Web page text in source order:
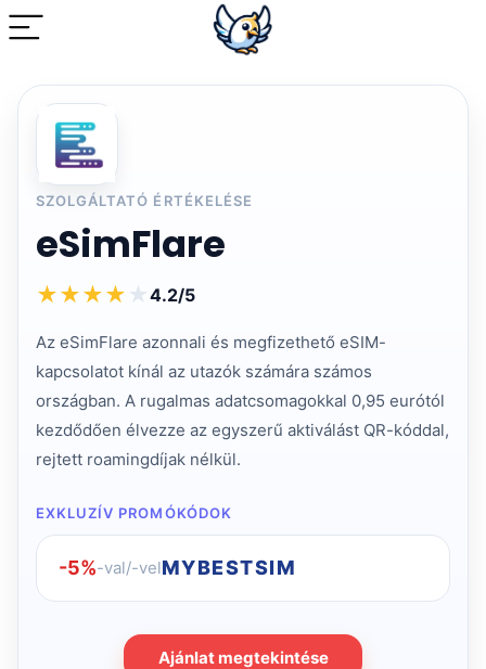
SZOLGÁLTATÓ ÉRTÉKELÉSE
eSimFlare
★★★★ ★4.2/5
Az eSimFlare azonnali és megfizethető eSIM-
kapcsolatot kínál az utazók számára számos
országban. A rugalmas adatcsomagokkal 0,95 eurótól
kezdődően élvezze az egyszerű aktiválást QR-kóddal,
rejtett roamingdíjak nélkül.
EXKLUZÍV PROMÓKÓDOK
-5%-val/-velMYBESTSIM
Ajánlat megtekintése